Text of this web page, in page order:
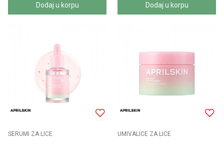
Dodaj u korpu Dodaj u korpu
SERUMI ZA LICE UMIVALICE ZA LICE